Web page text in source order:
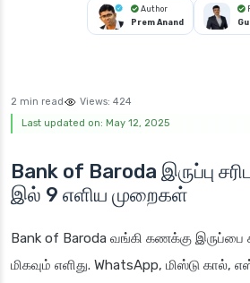
Author
Prem Anand
2 min read Views: 424
Last updated on: May 12, 2025
Bank of Baroda இருப்பு
இல் 9 எளிய முறைகள்
Bank of Baroda வங்கி கணக்கு இருப்பை
மிகவும் எளிது. WhatsApp, மிஸ்டு கால்,